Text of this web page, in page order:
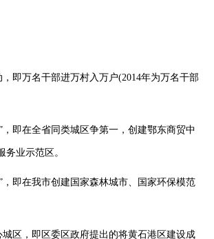
，即万名干部进万村入万户(2014年为万名干部
，即在全省同类城区争第一，创建鄂东商贸中
务业示范区。
，即在我市创建国家森林城市、国家环保模范
城区，即区委区政府提出的将黄石港区建设成